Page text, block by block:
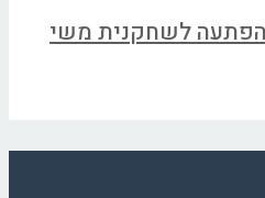
לשחקנית משי